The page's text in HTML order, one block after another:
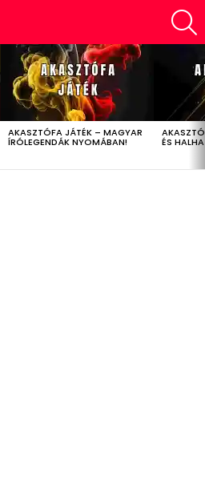
AKASZTÓFA JÁTÉK – MAGYAR
ÍRÓLEGENDÁK NYOMÁBAN! ÉS